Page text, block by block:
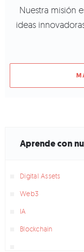
Nuestra misión
ideas
Aprende con
Digital Assets
Web3
IA
Blockchain